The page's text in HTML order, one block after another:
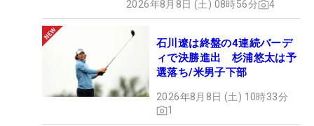
2026年8月8日 (土) 08時56分 4
石川遼は終盤の4連続バーデ
ィで決勝進出 杉浦悠太は予
選落ち/米男子下部
2026年8月8日 (土) 10時33分
1